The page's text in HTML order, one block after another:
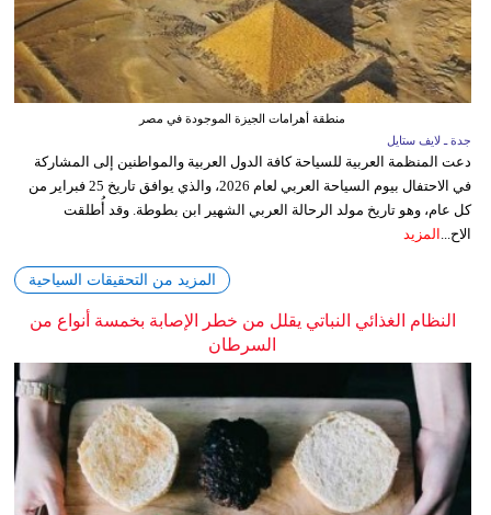
منطقة أهرامات الجيزة الموجودة في مصر
جدة ـ لايف ستايل
دعت المنظمة العربية للسياحة كافة الدول العربية والمواطنين إلى المشاركة
في الاحتفال بيوم السياحة العربي لعام 2026، والذي يوافق تاريخ 25 فبراير من
كل عام، وهو تاريخ مولد الرحالة العربي الشهير ابن بطوطة. وقد أُطلقت
الاح... المزيد
المزيد من التحقيقات السياحية
النظام الغذائي النباتي يقلل من خطر الإصابة بخمسة أنواع من
السرطان